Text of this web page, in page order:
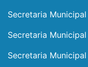
Secretaria
Secretaria
Secretaria